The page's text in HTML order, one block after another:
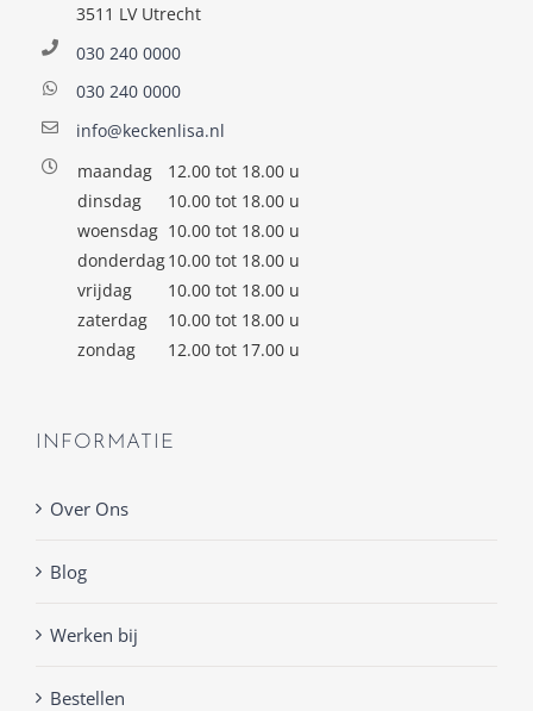
3511 LV Utrecht
030 240 0000
030 240 0000
info@keckenlisa.nl
maandag
12.00 tot 18.00 u
dinsdag
10.00 tot 18.00 u
woensdag 10.00 tot 18.00 u
donderdag10.00 tot 18.00 u
vrijdag
10.00 tot 18.00 u
zaterdag
10.00 tot 18.00 u
zondag
12.00 tot 17.00 u
INFORMATIE
Over Ons
Blog
Werken bij
Bestellen